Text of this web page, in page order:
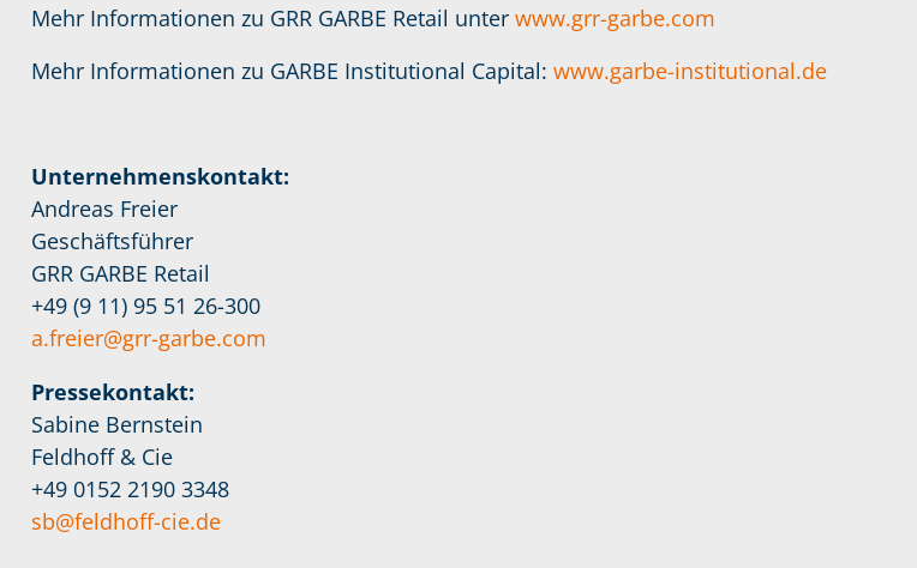
Mehr Informationen zu GRR GARBE Retail unterwww.grr-garbe.com
Mehr Informationen zu GARBE Institutional Capital:www.garbe-institutional.de
Unternehmenskontakt:
Andreas Freier
Geschäftsführer
GRR GARBE Retail
+49 (9 11) 95 51 26-300
a.freier@grr-garbe.com
Pressekontakt:
Sabine Bernstein
Feldhoff & Cie
+49 0152 2190 3348
sb@feldhoff-cie.de